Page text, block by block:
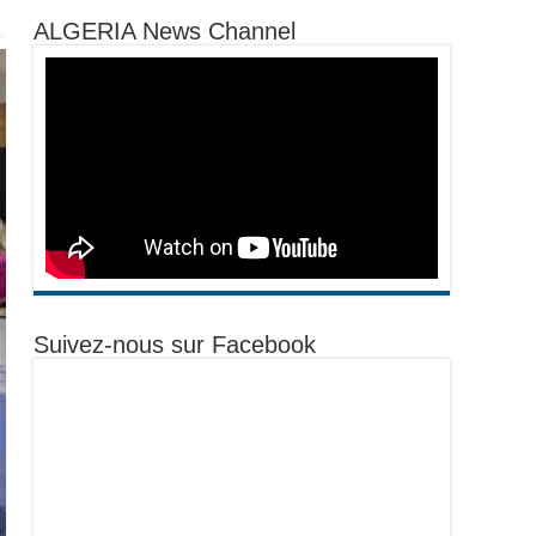
ALGERIA News Channel
Suivez-nous sur Facebook